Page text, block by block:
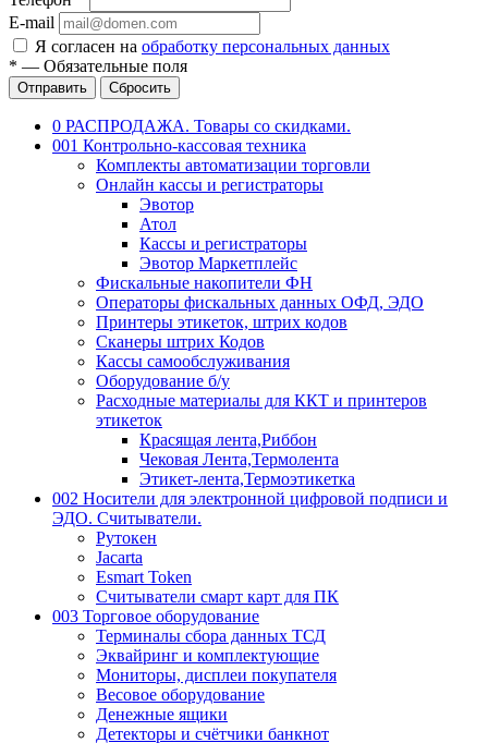
E-mail
Я согласен на обработку персональных данных
* — Обязательные поля
Отправить Сбросить
0 РАСПРОДАЖА. Товары со скидками.
001 Контрольно-кассовая техника
Комплекты автоматизации торговли
Онлайн кассы и регистраторы
Эвотор
Атол
Кассы и регистраторы
Эвотор Маркетплейс
Фискальные накопители ФН
Операторы фискальных данных ОФД, ЭДО
Принтеры этикеток, штрих кодов
Сканеры штрих Кодов
Кассы самообслуживания
Оборудование б/у
Расходные материалы для ККТ и принтеров
этикеток
Красящая лента,Риббон
Чековая Лента,Термолента
Этикет-лента,Термоэтикетка
002 Носители для электронной цифровой подписи и
ЭДО. Считыватели.
Рутокен
Jacarta
Esmart Token
Считыватели смарт карт для ПК
003 Торговое оборудование
Терминалы сбора данных ТСД
Эквайринг и комплектующие
Мониторы, дисплеи покупателя
Весовое оборудование
Денежные ящики
Детекторы и счётчики банкнот